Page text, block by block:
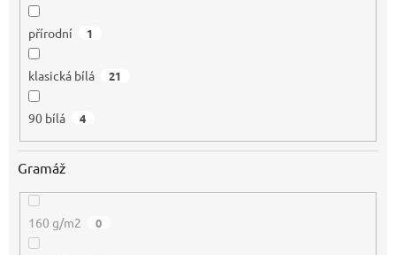
přírodní 1
klasická bílá 21
90 bílá 4
Gramáž
160 g/m2 0